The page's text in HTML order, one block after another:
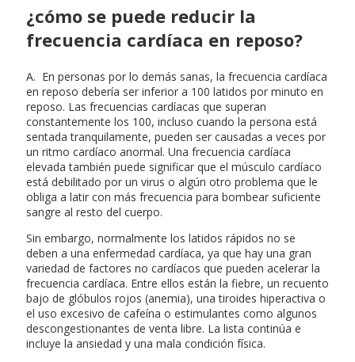
¿cómo se puede reducir la
frecuencia cardíaca en reposo?
A. En personas por lo demás sanas, la frecuencia cardíaca
en reposo debería ser inferior a 100 latidos por minuto en
reposo. Las frecuencias cardíacas que superan
constantemente los 100, incluso cuando la persona está
sentada tranquilamente, pueden ser causadas a veces por
un ritmo cardíaco anormal. Una frecuencia cardíaca
elevada también puede significar que el músculo cardíaco
está debilitado por un virus o algún otro problema que le
obliga a latir con más frecuencia para bombear suficiente
sangre al resto del cuerpo.
Sin embargo, normalmente los latidos rápidos no se
deben a una enfermedad cardíaca, ya que hay una gran
variedad de factores no cardíacos que pueden acelerar la
frecuencia cardíaca. Entre ellos están la fiebre, un recuento
bajo de glóbulos rojos (anemia), una tiroides hiperactiva o
el uso excesivo de cafeína o estimulantes como algunos
descongestionantes de venta libre. La lista continúa e
incluye la ansiedad y una mala condición física.